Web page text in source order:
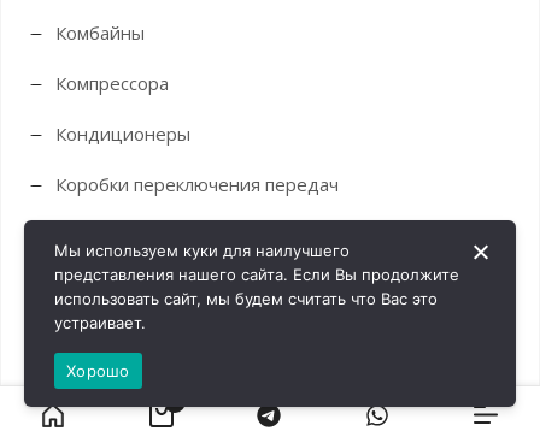
Комбайны
Компрессора
Кондиционеры
Коробки переключения передач
Корпуса
Краны
Крестовины
Мы используем куки для наилучшего
представления нашего сайта. Если Вы продолжите
использовать сайт, мы будем считать что Вас это
устраивает.
Хорошо